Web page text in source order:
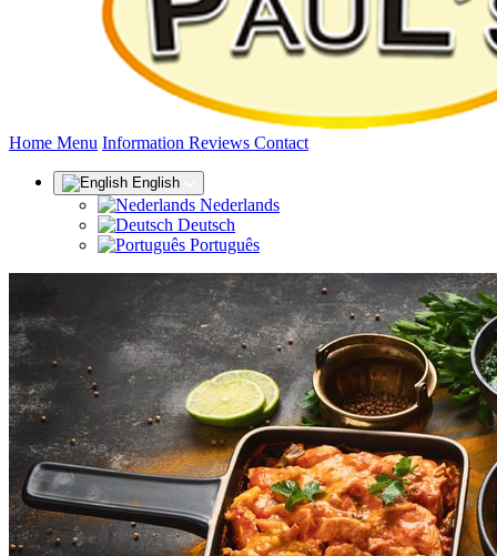
Home (current)
Menu Information Reviews Contact
English
Nederlands
Deutsch
Português